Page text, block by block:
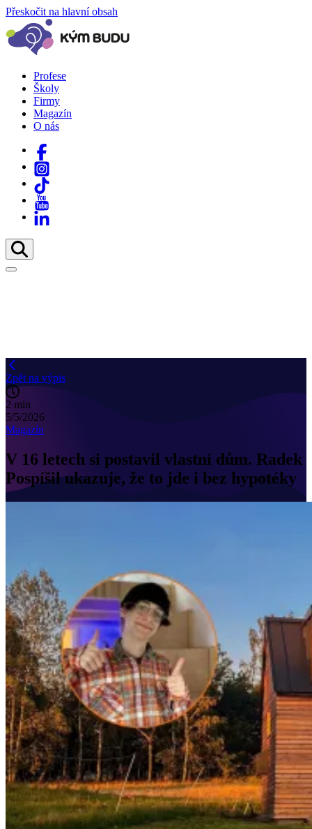
Přeskočit na hlavní obsah
Profese
Školy
Firmy
Magazín
O nás
Zpět na výpis
2 min
5/5/2026
Magazín
V 16 letech si postavil vlastní dům. Radek
Pospíšil ukazuje, že to jde i bez hypotéky